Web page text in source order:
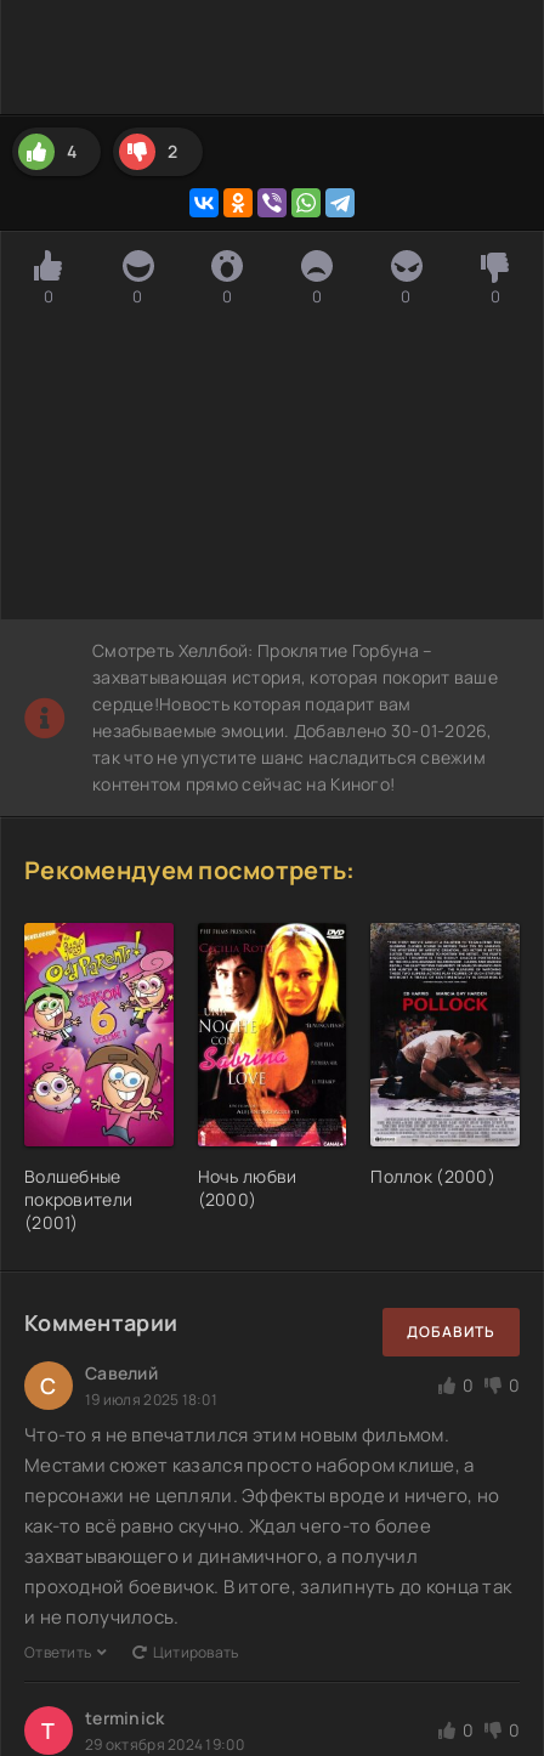
4 2
0 0 0 0 0 0
Смотреть Хеллбой: Проклятие Горбуна –
захватывающая история, которая покорит ваше
сердце!Новость которая подарит вам
незабываемые эмоции. Добавлено 30-01-2026,
так что не упустите шанс насладиться свежим
контентом прямо сейчас на Киного!
Рекомендуем посмотреть:
Волшебные
покровители
(2001)
Ночь любви
(2000)
Поллок (2000)
Комментарии ДОБАВИТЬ
С Савелий
19 июля 2025 18:01
0 0
Что-то я не впечатлился этим новым фильмом.
Местами сюжет казался просто набором клише, а
персонажи не цепляли. Эффекты вроде и ничего, но
как-то всё равно скучно. Ждал чего-то более
захватывающего и динамичного, а получил
проходной боевичок. В итоге, залипнуть до конца так
и не получилось.
Ответить Цитировать
T terminick
29 октября 2024 19:00
0 0